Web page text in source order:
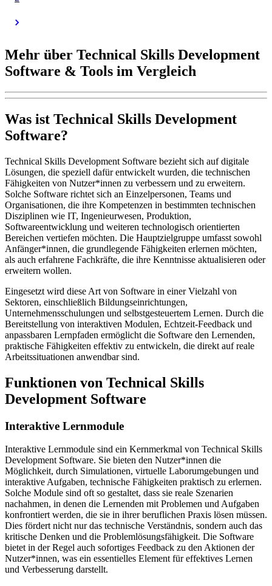
Mehr über Technical Skills Development
Software & Tools im Vergleich
Was ist Technical Skills Development
Software?
Technical Skills Development Software bezieht sich auf digitale
Lösungen, die speziell dafür entwickelt wurden, die technischen
Fähigkeiten von Nutzer*innen zu verbessern und zu erweitern.
Solche Software richtet sich an Einzelpersonen, Teams und
Organisationen, die ihre Kompetenzen in bestimmten technischen
Disziplinen wie IT, Ingenieurwesen, Produktion,
Softwareentwicklung und weiteren technologisch orientierten
Bereichen vertiefen möchten. Die Hauptzielgruppe umfasst sowohl
Anfänger*innen, die grundlegende Fähigkeiten erlernen möchten,
als auch erfahrene Fachkräfte, die ihre Kenntnisse aktualisieren oder
erweitern wollen.
Eingesetzt wird diese Art von Software in einer Vielzahl von
Sektoren, einschließlich Bildungseinrichtungen,
Unternehmensschulungen und selbstgesteuertem Lernen. Durch die
Bereitstellung von interaktiven Modulen, Echtzeit-Feedback und
anpassbaren Lernpfaden ermöglicht die Software den Lernenden,
praktische Fähigkeiten effektiv zu entwickeln, die direkt auf reale
Arbeitssituationen anwendbar sind.
Funktionen von Technical Skills
Development Software
Interaktive Lernmodule
Interaktive Lernmodule sind ein Kernmerkmal von Technical Skills
Development Software. Sie bieten den Nutzer*innen die
Möglichkeit, durch Simulationen, virtuelle Laborumgebungen und
interaktive Aufgaben, technische Fähigkeiten praktisch zu erlernen.
Solche Module sind oft so gestaltet, dass sie reale Szenarien
nachahmen, in denen die Lernenden mit Problemen und Aufgaben
konfrontiert werden, die sie in ihrer beruflichen Praxis lösen müssen.
Dies fördert nicht nur das technische Verständnis, sondern auch das
kritische Denken und die Problemlösungsfähigkeit. Die Software
bietet in der Regel auch sofortiges Feedback zu den Aktionen der
Nutzer*innen, was ein essentielles Element für effektives Lernen
und Verbesserung darstellt.